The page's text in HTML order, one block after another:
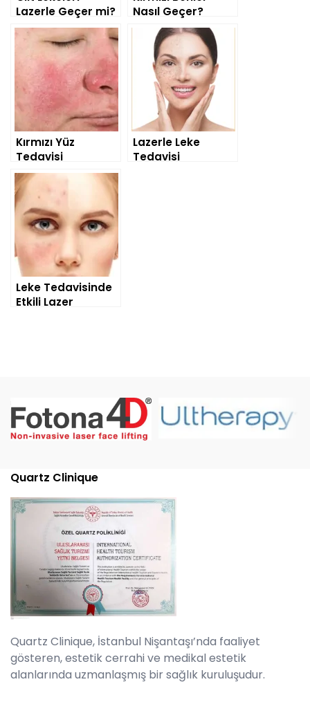
Lazerle Geçer mi?
Nasıl Geçer?
Kırmızı Yüz
Tedavisi
Lazerle Leke
Tedavisi
Leke Tedavisinde
Etkili Lazer
Quartz Clinique
Quartz Clinique, İstanbul Nişantaşı’nda faaliyet
gösteren, estetik cerrahi ve medikal estetik
alanlarında uzmanlaşmış bir sağlık kuruluşudur.